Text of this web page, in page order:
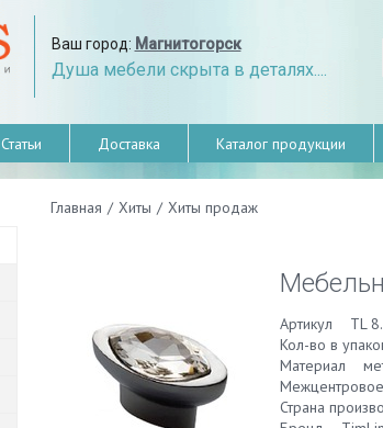
Ваш город: Магнитогорск
Душа мебели скрыта в деталях....
Статьи Доставка Каталог продукции
Главная / Хиты / Хиты продаж
Артикул TL
Кол-во в
Материал
Страна